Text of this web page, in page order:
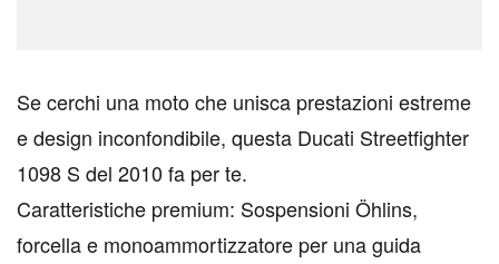
Se cerchi una moto che unisca prestazioni estreme
e design inconfondibile, questa Ducati Streetfighter
1098 S del 2010 fa per te.
Caratteristiche premium: Sospensioni Öhlins,
forcella e monoammortizzatore per una guida